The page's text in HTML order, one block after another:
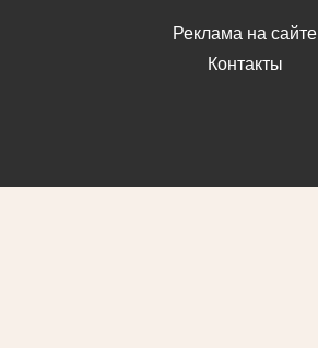
Реклама на сайте
Контакты